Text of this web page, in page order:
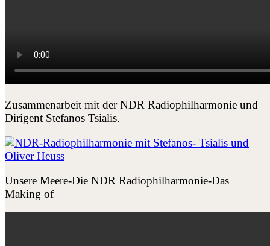
Zusammenarbeit mit der NDR Radiophilharmonie und
Dirigent Stefanos Tsialis.
Unsere Meere-Die NDR Radiophilharmonie-Das
Making of